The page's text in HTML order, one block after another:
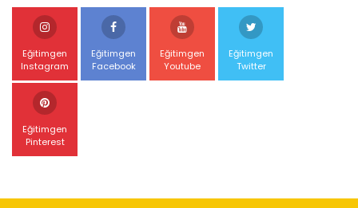
Eğitimgen
Instagram
Eğitimgen
Facebook
Eğitimgen
Youtube
Eğitimgen
Twitter
Eğitimgen
Pinterest